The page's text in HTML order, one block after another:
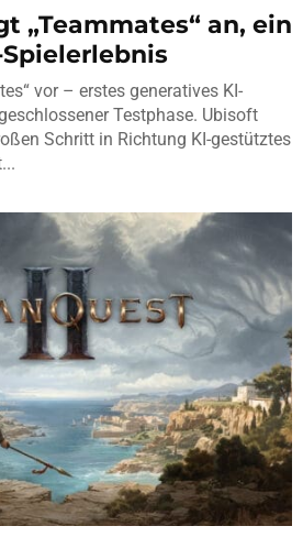
„Teammates“ an, ein
vor – erstes generatives KI-
Testphase. Ubisoft
Schritt in Richtung KI-gestütztes